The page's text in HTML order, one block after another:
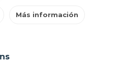
Más información